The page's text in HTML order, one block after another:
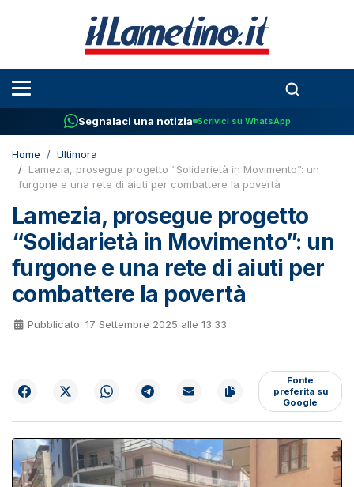
Segnalaci una notizia Scrivici su WhatsApp
Home
Ultimora
Lamezia, prosegue progetto “Solidarietà in Movimento”: un
furgone e una rete di aiuti per combattere la povertà
Lamezia, prosegue progetto
“Solidarietà in Movimento”: un
furgone e una rete di aiuti per
combattere la povertà
Pubblicato: 17 Settembre 2025 alle 13:33
Fonte
preferita su
Google